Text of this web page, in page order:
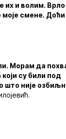
и волим. Врло
моје смене. Доћи
Морам да
су били под
што није